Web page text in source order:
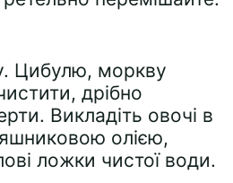
Цибулю, моркву
дрібно
Викладіть овочі в
олією,
ложки чистої води.